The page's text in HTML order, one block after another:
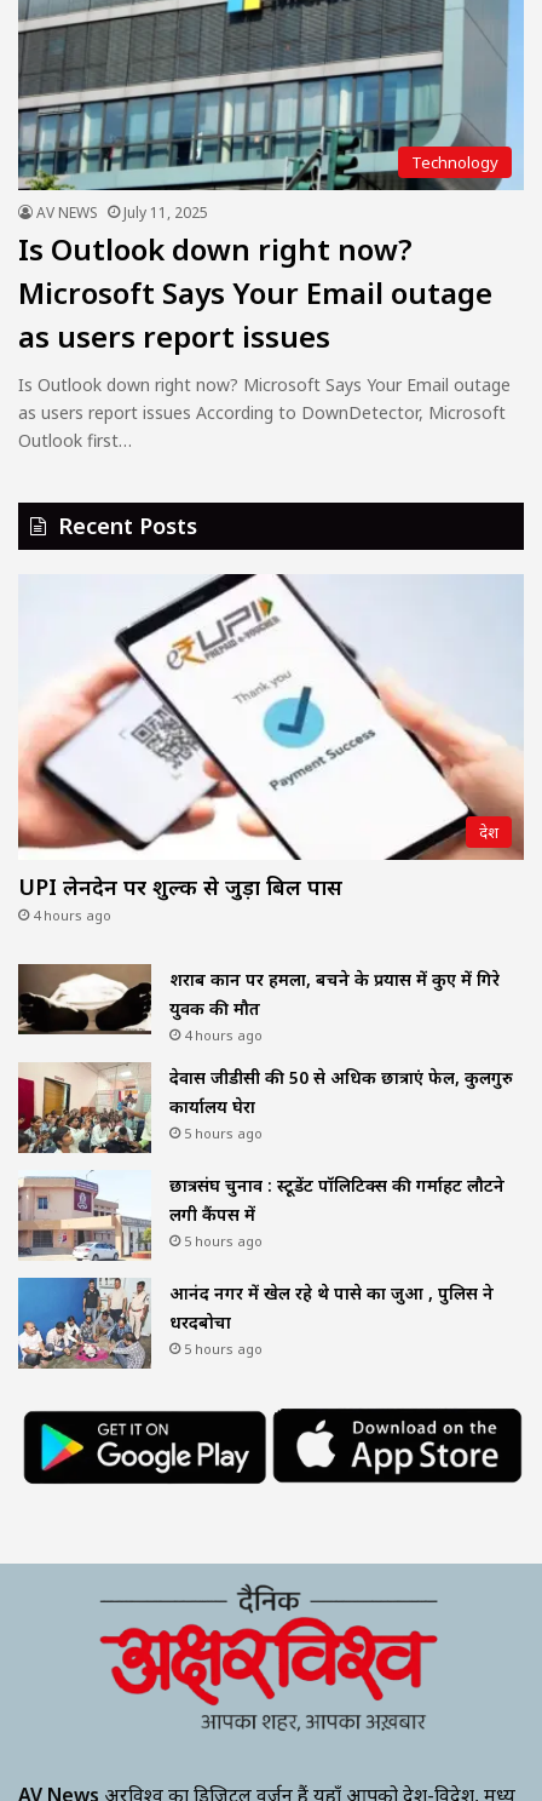
Technology
AV NEWS July 11, 2025
Is Outlook down right now?
Microsoft Says Your Email outage
as users report issues
Is Outlook down right now? Microsoft Says Your Email outage
as users report issues According to DownDetector, Microsoft
Outlook first…
Recent Posts
देश
UPI लेनदेन पर शुल्क से जुड़ा बिल पास
4 hours ago
शराब दुकान पर हमला, बचने के प्रयास में कुए में गिरे
युवक की मौत
4 hours ago
देवास जीडीसी की 50 से अधिक छात्राएं फेल, कुलगुरु
कार्यालय घेरा
5 hours ago
छात्रसंघ चुनाव : स्टूडेंट पॉलिटिक्स की गर्माहट लौटने
लगी कैंपस में
5 hours ago
आनंद नगर में खेल रहे थे पासे का जुआ , पुलिस ने
धरदबोचा
5 hours ago
AV News अक्षरविश्व का डिजिटल वर्जन हैं यहाँ आपको देश-विदेश, मध्य